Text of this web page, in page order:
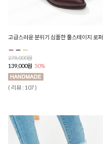
고급스러운 분위기 심플한 풀스테이지 로퍼
278,000원
139,000원 50%
( 리뷰 : 107 )